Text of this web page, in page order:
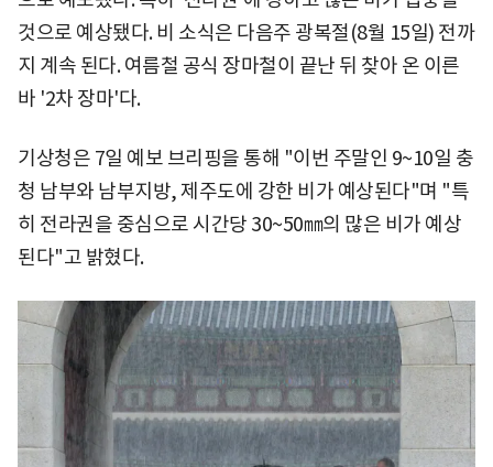
것으로 예상됐다. 비 소식은 다음주 광복절(8월 15일) 전까
지 계속 된다. 여름철 공식 장마철이 끝난 뒤 찾아 온 이른
바 '2차 장마'다.
기상청은 7일 예보 브리핑을 통해 "이번 주말인 9~10일 충
청 남부와 남부지방, 제주도에 강한 비가 예상된다"며 "특
히 전라권을 중심으로 시간당 30~50㎜의 많은 비가 예상
된다"고 밝혔다.